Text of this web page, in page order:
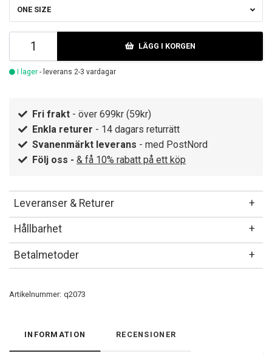
ONE SIZE
LÄGG I KORGEN
I lager - leverans 2-3 vardagar
Fri frakt - över 699kr (59kr)
Enkla returer - 14 dagars returrätt
Svanenmärkt leverans - med PostNord
Följ oss - & få 10% rabatt på ett köp
Leveranser & Returer
Hållbarhet
Betalmetoder
Artikelnummer: q2073
INFORMATION RECENSIONER